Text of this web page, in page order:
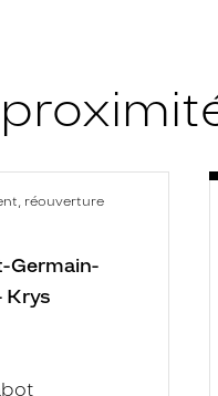
réouverture
Germain-
Krys